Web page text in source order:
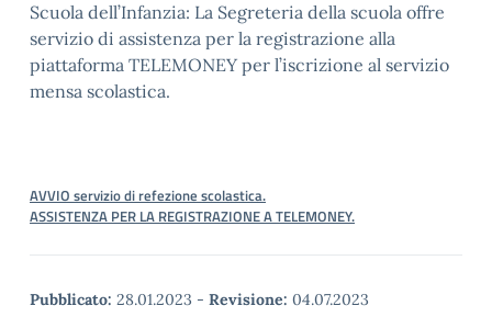
Scuola dell’Infanzia: La Segreteria della scuola offre
servizio di assistenza per la registrazione alla
piattaforma TELEMONEY per l’iscrizione al servizio
mensa scolastica.
AVVIO servizio di refezione scolastica.
ASSISTENZA PER LA REGISTRAZIONE A TELEMONEY.
Pubblicato: 28.01.2023 - Revisione: 04.07.2023